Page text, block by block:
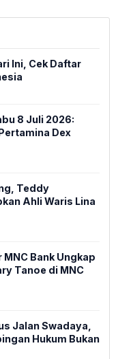
Ini, Cek Daftar
8 Juli 2026:
Dex
Teddy
Ahli Waris Lina
Bank Ungkap
Tanoe di MNC
Jalan Swadaya,
Hukum Bukan